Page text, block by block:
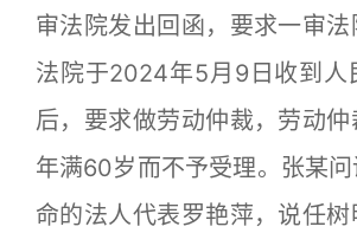
审法院发出回函，要求一审
法院于2024年5月9日收到人
后，要求做劳动仲裁，劳动
年满60岁而不予受理。张某
命的法人代表罗艳萍，说任